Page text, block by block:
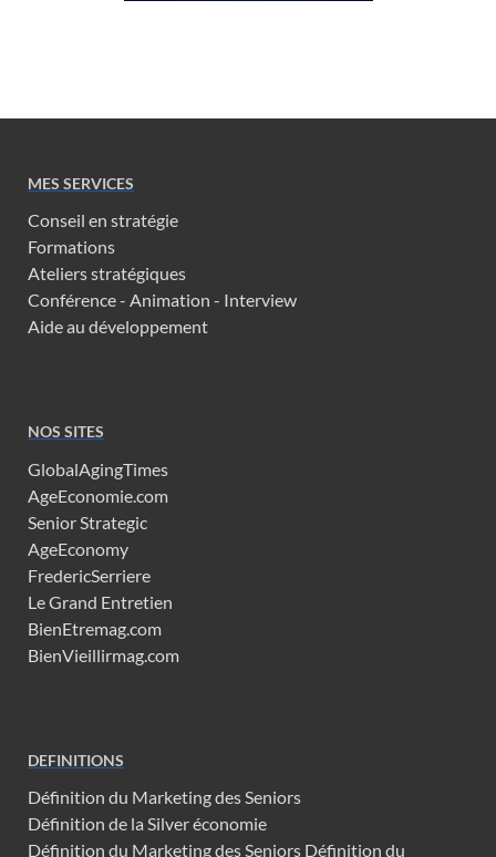
MES SERVICES
Conseil en stratégie
Formations
Ateliers stratégiques
Conférence - Animation - Interview
Aide au développement
NOS SITES
GlobalAgingTimes
AgeEconomie.com
Senior Strategic
AgeEconomy
FredericSerriere
Le Grand Entretien
BienEtremag.com
BienVieillirmag.com
DEFINITIONS
Définition du Marketing des Seniors
Définition de la Silver économie
Définition du Marketing des Seniors Définition du